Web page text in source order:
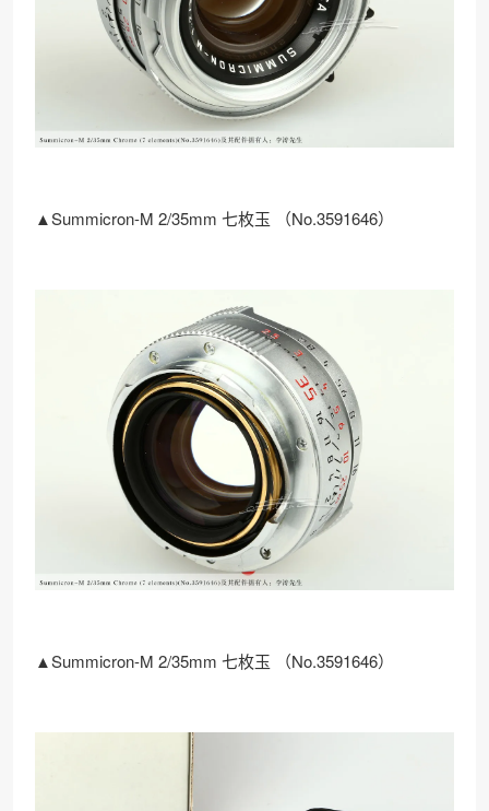
▲Summicron-M 2/35mm 七枚玉 （No.3591646）
▲Summicron-M 2/35mm 七枚玉 （No.3591646）